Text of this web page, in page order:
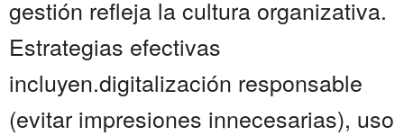
gestión refleja la cultura organizativa.
Estrategias efectivas
incluyen.digitalización responsable
(evitar impresiones innecesarias), uso